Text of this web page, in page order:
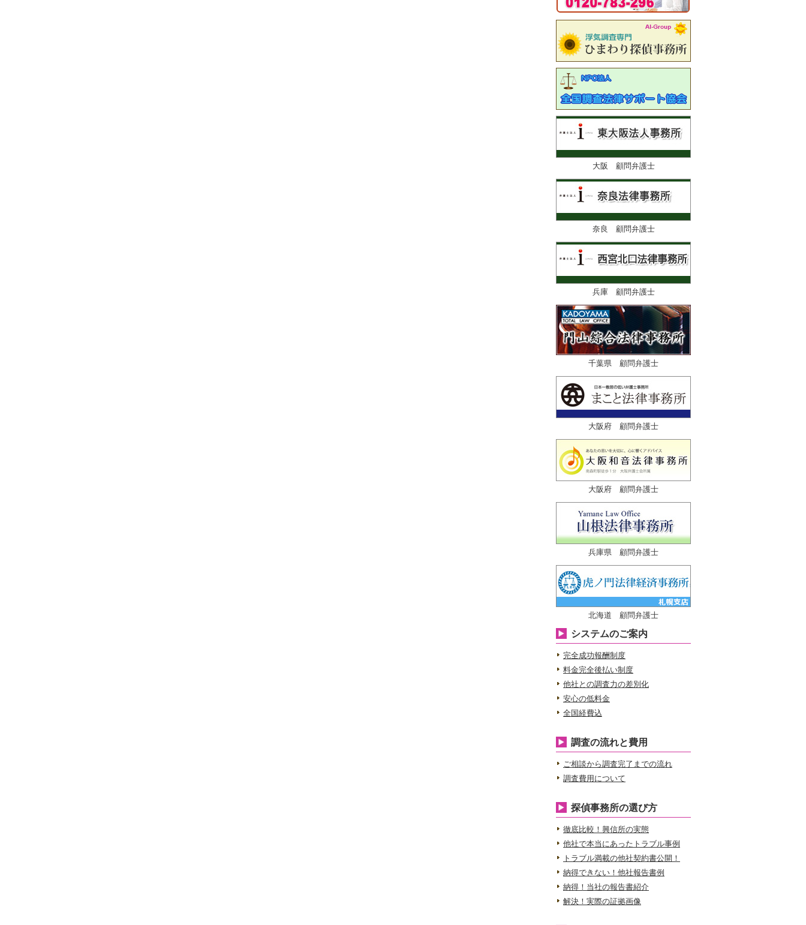
大阪 顧問弁護士
奈良 顧問弁護士
兵庫 顧問弁護士
千葉県 顧問弁護士
大阪府 顧問弁護士
大阪府 顧問弁護士
兵庫県 顧問弁護士
北海道 顧問弁護士
システムのご案内
完全成功報酬制度
料金完全後払い制度
他社との調査力の差別化
安心の低料金
全国経費込
調査の流れと費用
ご相談から調査完了までの流れ
調査費用について
探偵事務所の選び方
徹底比較！興信所の実態
他社で本当にあったトラブル事例
トラブル満載の他社契約書公開！
納得できない！他社報告書例
納得！当社の報告書紹介
解決！実際の証拠画像